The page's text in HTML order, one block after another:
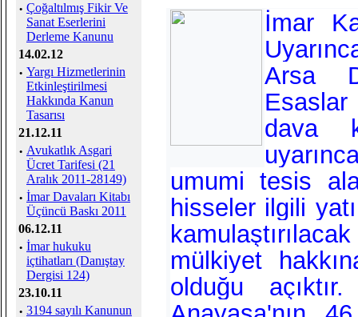
· Çoğaltılmış Fikir Ve
Sanat Eserlerini
Derleme Kanunu
14.02.12
· Yargı Hizmetlerinin
Etkinleştirilmesi
Hakkında Kanun
Tasarısı
21.12.11
· Avukatlık Asgari
Ücret Tarifesi (21
Aralık 2011-28149)
· İmar Davaları Kitabı
Üçüncü Baskı 2011
06.12.11
· İmar hukuku
içtihatları (Danıştay
Dergisi 124)
23.10.11
· 3194 sayılı Kanunun
İmar
Arsa
Esaslar
dava
umumi tesis
hisseler ilgili
mülkiyet
olduğu